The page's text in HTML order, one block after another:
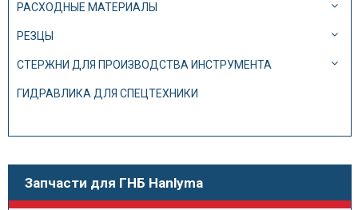
РАСХОДНЫЕ МАТЕРИАЛЫ
РЕЗЦЫ
СТЕРЖНИ ДЛЯ ПРОИЗВОДСТВА ИНСТРУМЕНТА
ГИДРАВЛИКА ДЛЯ СПЕЦТЕХНИКИ
Запчасти для ГНБ Hanlyma